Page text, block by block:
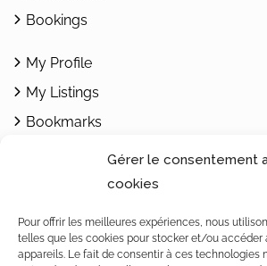
Gérer le consentement
cookies
Pour offrir les meilleures expériences, nous
telles que les cookies pour stocker et/ou accéder
appareils. Le fait de consentir à ces technologies
Bookings
My Profile
My Listings
Bookmarks
1462 Yvonand / Rte de Rovray 30